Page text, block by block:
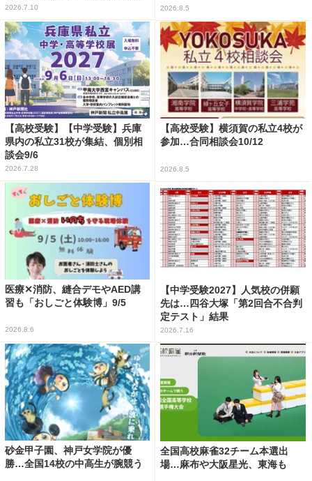
2026.7.10 2026.8.5
【高校受験】【中学受験】兵庫
県内の私立31校が集結、個別相
談会9/6
2026.7.28
【高校受験】横須賀の私立4校が
参加…合同相談会10/12
2026.8.5
医療✕消防、縫合デモやAED講
習も「おしごと体験博」9/5
2026.8.6
【中学受験2027】人気校の併願
先は…四谷大塚「第2回合不合判
定テスト」結果
2026.7.16
砂金甲子園、神戸女学院が優
勝…全国14校の中高生が腕競う
全国高校麻雀32チーム本選出
場…麻布や大阪星光、東海も